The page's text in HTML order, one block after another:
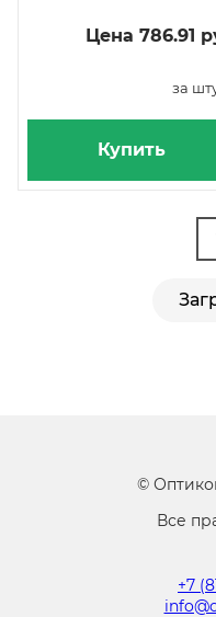
Цена 786.91
за
Купить
©
Все
+7